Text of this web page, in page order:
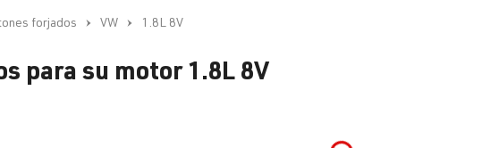
forjados VW 1.8L 8V
para su motor 1.8L 8V